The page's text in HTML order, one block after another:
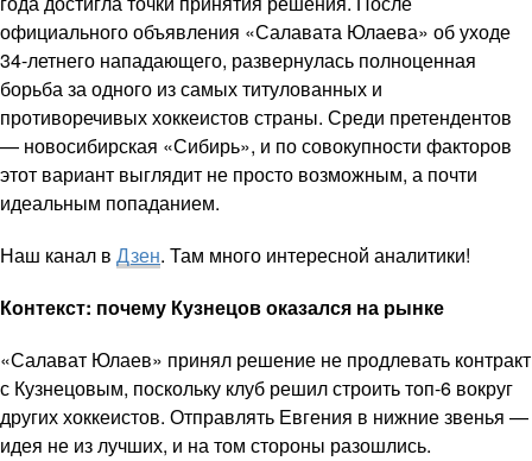
официального объявления «Салавата Юлаева» об уходе
34-летнего нападающего, развернулась полноценная
борьба за одного из самых титулованных и
противоречивых хоккеистов страны. Среди претендентов
— новосибирская «Сибирь», и по совокупности факторов
этот вариант выглядит не просто возможным, а почти
идеальным попаданием.
Наш канал в Дзен. Там много интересной аналитики!
Контекст: почему Кузнецов оказался на рынке
«Салават Юлаев» принял решение не продлевать контракт
с Кузнецовым, поскольку клуб решил строить топ-6 вокруг
других хоккеистов. Отправлять Евгения в нижние звенья —
идея не из лучших, и на том стороны разошлись.